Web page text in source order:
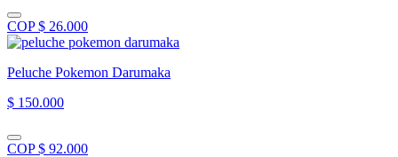
COP $ 26.000
Peluche Pokemon Darumaka
$ 150.000
COP $ 92.000